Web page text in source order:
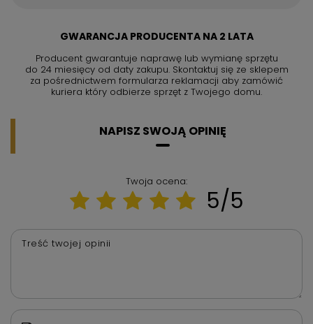
GWARANCJA PRODUCENTA NA 2 LATA
Producent gwarantuje naprawę lub wymianę sprzętu
do 24 miesięcy od daty zakupu. Skontaktuj się ze sklepem
za pośrednictwem formularza reklamacji aby zamówić
kuriera który odbierze sprzęt z Twojego domu.
NAPISZ SWOJĄ OPINIĘ
Twoja ocena:
5/5
Treść twojej opinii